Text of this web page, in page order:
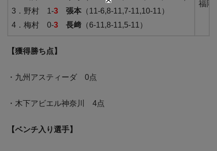
3．野村 1-3 張本 （11-6,8-11,7-11,10-11）
4．梅村 0-3 長﨑 （6-11,8-11,5-11）
福岡
【獲得勝ち点】
・九州アスティーダ 0点
・木下アビエル神奈川 4点
【ベンチ入り選手】